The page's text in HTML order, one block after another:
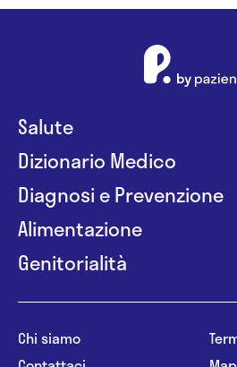
Salute
Dizionario Medico
Diagnosi e Prevenzione
Alimentazione
Genitorialità
Chi siamo